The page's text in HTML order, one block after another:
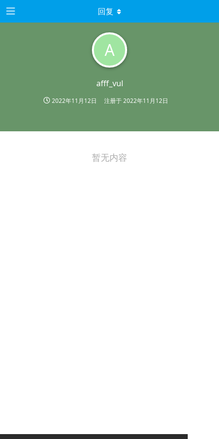
A
afff_vul
2022年11月12日 注册于2022年11月12日
回复
暂无内容